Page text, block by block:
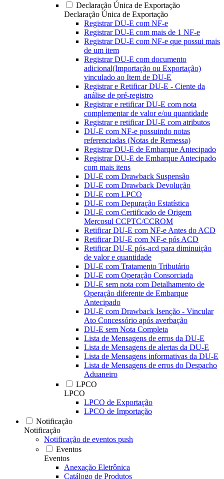
Declaração Única de Exportação
Declaração Única de Exportação
Registrar DU-E com NF-e
Registrar DU-E com mais de 1 NF-e
Registrar DU-E com NF-e que possui mais
de um item
Registrar DU-E com documento
adicional(Importação ou Exportação)
vinculado ao Item de DU-E
Registrar e Retificar DU-E - Ciente da
análise de pré-registro
Registrar e retificar DU-E com nota
complementar de valor e/ou quantidade
Registrar e retificar DU-E com atributos
DU-E com NF-e possuindo notas
referenciadas (Notas de Remessa)
Registrar DU-E de Embarque Antecipado
Registrar DU-E de Embarque Antecipado
com mais itens
DU-E com Drawback Suspensão
DU-E com Drawback Devolução
DU-E com LPCO
DU-E com Depuração Estatística
DU-E com Certificado de Origem
Mercosul CCPTC/CCROM
Retificar DU-E com NF-e Antes do ACD
Retificar DU-E com NF-e pós ACD
Retificar DU-E pós-acd para diminuição
de valor e quantidade
DU-E com Tratamento Tributário
DU-E com Operação Consorciada
DU-E sem nota com Detalhamento de
Operação diferente de Embarque
Antecipado
DU-E com Drawback Isenção - Vincular
Ato Concessório após averbação
DU-E sem Nota Completa
Lista de Mensagens de erros da DU-E
Lista de Mensagens de alertas da DU-E
Lista de Mensagens informativas da DU-E
Lista de Mensagens de erros do Despacho
Aduaneiro
LPCO
LPCO
LPCO de Exportação
LPCO de Importação
Notificação
Notificação
Notificação de eventos push
Eventos
Eventos
Anexação Eletrônica
Catálogo de Produtos